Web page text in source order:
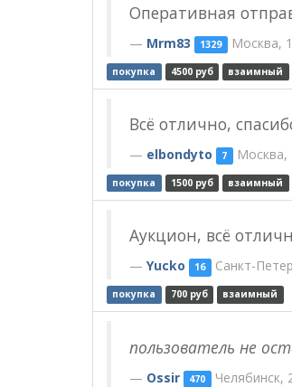
Оперативная
Mrm83 1329 Москва,
покупка 4500 руб взаимный
Всё отлично,
elbondyto 7 Москва,
покупка 1500 руб взаимный
Аукцион, всё
Yucko 16 Санкт-
покупка 700 руб взаимный
пользователь не
Ossir 470 Челябинск,